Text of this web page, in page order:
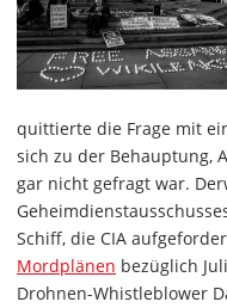
quittierte die Frage mit
sich zu der Behauptung,
gar nicht gefragt war.
Schiff, die CIA
Mordplänen bezüglich
Drohnen-Whistleblower